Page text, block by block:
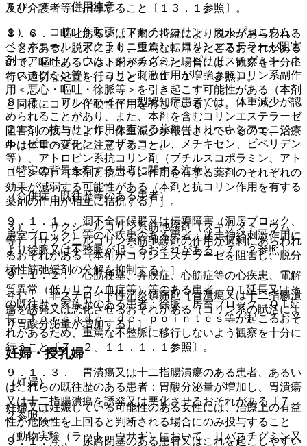
１０．２． 併用注意：
１）． コリン作動薬（アセチルコリン、カルプロニウム、
ベタネコール、アクラトニウム）、コリンエステラーゼ阻害
剤（アンベノニウム、ジスチグミン、ピリドスチグミン、ネ
オスチグミン等）［コリン刺激作用が増強されコリン系副作
用＜悪心・嘔吐・徐脈等＞を引き起こす可能性がある（本剤
と同様にコリン作動性作用を有している）］。
２）． 抗コリン作用を有する薬剤（トリヘキシフェニジ
ル、ピロヘプチン、マザチコール、メチキセン、ビペリデン
等）、アトロピン系抗コリン剤（ブチルスコポラミン、アト
ロピン等）［本剤と抗コリン作用を有する薬剤のそれぞれの
効果が減弱する可能性がある（本剤と抗コリン作用を有する
薬剤の作用が相互に拮抗する）］。
３）． サクシニルコリン系筋弛緩剤（スキサメトニウム
等）［サクシニルコリン系筋弛緩剤の作用が過剰にあらわれ
るおそれがある（本剤がコリンエステラーゼを阻害し、脱分
極性筋弛緩剤の分解を抑制する）］。
４）． 非ステロイド性消炎鎮痛剤［胃潰瘍又は十二指腸潰
瘍を誘発又は悪化させるおそれがある（コリン系の賦活によ
り胃酸分泌量が増加する）］。
妊婦・授乳婦
（妊婦）
妊婦又は妊娠している可能性のある女性には、治療上の有益
性が危険性を上回ると判断される場合にのみ投与すること
（動物実験（ラット、ウサギ）において、リバスチグミン又
及び介護者等に指導すること〔１３．１参照〕。
８．６． 嘔吐あるいは下痢の持続により脱水があらわれる
ことがある。脱水により、重篤な転帰をたどるおそれがある
ので、嘔吐あるいは下痢がみられた場合には、観察を十分に
行い適切な処置を行うこと〔１１．１．７参照〕。
８．７． アルツハイマー型認知症患者では、体重減少が認
められることがあり、また、本剤を含むコリンエステラーゼ
阻害剤の投与により、体重減少が報告されているので、治療
中は体重の変化に注意すること。
（特定の背景を有する患者に関する注意）
（合併症・既往歴等のある患者）
９．１．１． 洞不全症候群又は伝導障害（洞房ブロック、
房室ブロック）等の心疾患のある患者：迷走神経刺激作用に
より徐脈又は不整脈が起こるおそれがある〔７．２参照〕。
９．１．２． 心筋梗塞、弁膜症、心筋症等の心疾患、電解
質異常（低カリウム血症等）等のある患者、ＱＴ延長又はそ
の既往歴・家族歴のある患者：徐脈、房室ブロック、ＱＴ延
長、Ｔｏｒｓａｄｅ ｄｅ ｐｏｉｎｔｅｓ等が起こるおそ
れがあるため、重篤な不整脈に移行しないよう観察を十分に
行うこと〔７．２、１１．１．１参照〕。
９．１．３． 胃潰瘍又は十二指腸潰瘍のある患者、あるい
はこれらの既往歴のある患者：胃酸分泌量が増加し、胃潰瘍
又は十二指腸潰瘍を誘発又は悪化させるおそれがある〔７．
２参照〕。
９．１．４． 尿路閉塞のある患者又はこれを起こしやすい